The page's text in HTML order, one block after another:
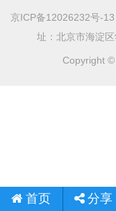
京ICP备12026232号-13
址：北京市海淀
Copyright
首页 分享